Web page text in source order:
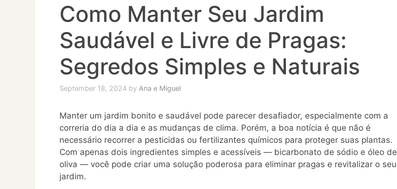
Como Manter Seu Jardim
Saudável e Livre de Pragas:
Segredos Simples e Naturais
September 18, 2024 by Ana e Miguel
Manter um jardim bonito e saudável pode parecer desafiador, especialmente com a
correria do dia a dia e as mudanças de clima. Porém, a boa notícia é que não é
necessário recorrer a pesticidas ou fertilizantes químicos para proteger suas plantas.
Com apenas dois ingredientes simples e acessíveis — bicarbonato de sódio e óleo de
oliva — você pode criar uma solução poderosa para eliminar pragas e revitalizar o seu
jardim.